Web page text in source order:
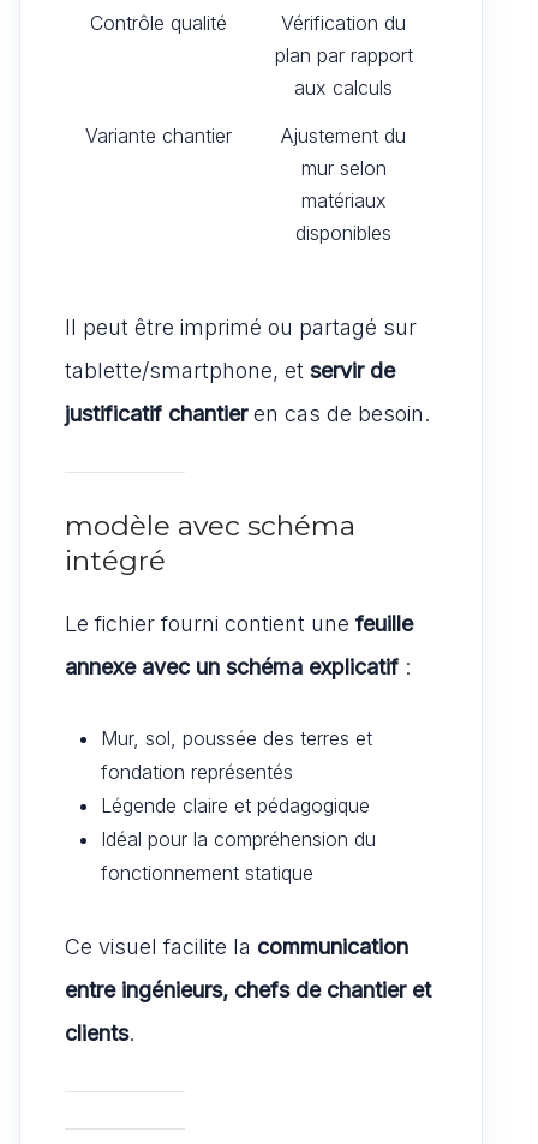
Contrôle qualité
Vérification du
plan par rapport
aux calculs
Variante chantier
Ajustement du
mur selon
matériaux
disponibles
Il peut être imprimé ou partagé sur
tablette/smartphone, et servir de
justificatif chantieren cas de besoin.
modèle avec schéma
intégré
Le fichier fourni contient une feuille
annexe avec un schéma explicatif :
Mur, sol, poussée des terres et
fondation représentés
Légende claire et pédagogique
Idéal pour la compréhension du
fonctionnement statique
Ce visuel facilite la communication
entre ingénieurs, chefs de chantier et
clients.